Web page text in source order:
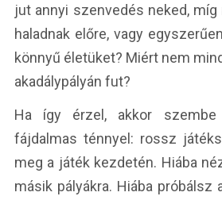
jut annyi szenvedés neked,
haladnak előre, vagy
könnyű életüket? Miért nem
akadálypályán fut?
Ha így érzel, akkor
fájdalmas ténnyel: rossz
meg a játék kezdetén. Hiába
másik pályákra. Hiába